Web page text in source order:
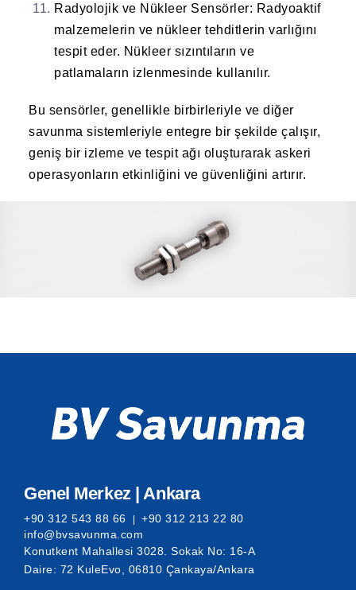
Radyolojik ve Nükleer Sensörler: Radyoaktif
malzemelerin ve nükleer tehditlerin varlığını
tespit eder. Nükleer sızıntıların ve
patlamaların izlenmesinde kullanılır.
Bu sensörler, genellikle birbirleriyle ve diğer
savunma sistemleriyle entegre bir şekilde çalışır,
geniş bir izleme ve tespit ağı oluşturarak askeri
operasyonların etkinliğini ve güvenliğini artırır.
Genel Merkez | Ankara
+90 312 543 88 66
+90 312 213 22 80
info@bvsavunma.com
Konutkent Mahallesi 3028. Sokak No: 16-A
Daire: 72 KuleEvo, 06810 Çankaya/Ankara